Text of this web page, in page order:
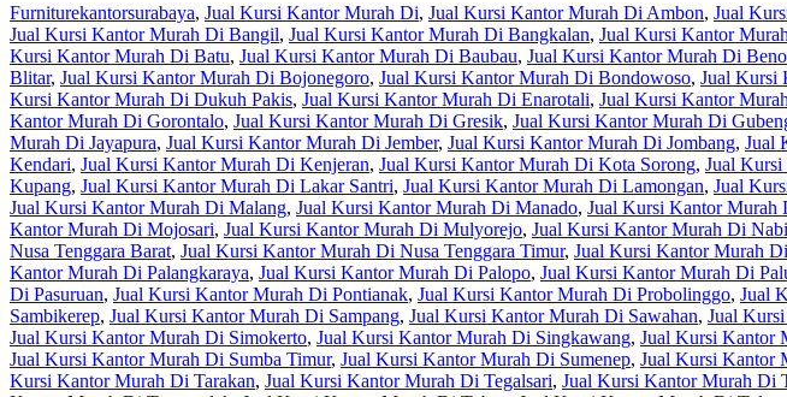
Furniturekantorsurabaya, Jual Kursi Kantor Murah Di, Jual Kursi Kantor Murah Di Ambon, Jual
Jual Kursi Kantor Murah Di Bangil, Jual Kursi Kantor Murah Di Bangkalan, Jual Kursi Kantor
Kursi Kantor Murah Di Batu, Jual Kursi Kantor Murah Di Baubau, Jual Kursi Kantor Murah Di
Blitar, Jual Kursi Kantor Murah Di Bojonegoro, Jual Kursi Kantor Murah Di Bondowoso, Jual Kursi
Kursi Kantor Murah Di Dukuh Pakis, Jual Kursi Kantor Murah Di Enarotali, Jual Kursi Kantor
Kantor Murah Di Gorontalo, Jual Kursi Kantor Murah Di Gresik, Jual Kursi Kantor Murah Di
Murah Di Jayapura, Jual Kursi Kantor Murah Di Jember, Jual Kursi Kantor Murah Di Jombang, Jual
Kendari, Jual Kursi Kantor Murah Di Kenjeran, Jual Kursi Kantor Murah Di Kota Sorong, Jual
Kupang, Jual Kursi Kantor Murah Di Lakar Santri, Jual Kursi Kantor Murah Di Lamongan, Jual
Jual Kursi Kantor Murah Di Malang, Jual Kursi Kantor Murah Di Manado, Jual Kursi Kantor Murah
Kantor Murah Di Mojosari, Jual Kursi Kantor Murah Di Mulyorejo, Jual Kursi Kantor Murah Di
Nusa Tenggara Barat, Jual Kursi Kantor Murah Di Nusa Tenggara Timur, Jual Kursi Kantor Murah
Kantor Murah Di Palangkaraya, Jual Kursi Kantor Murah Di Palopo, Jual Kursi Kantor Murah Di
Di Pasuruan, Jual Kursi Kantor Murah Di Pontianak, Jual Kursi Kantor Murah Di Probolinggo, Jual
Sambikerep, Jual Kursi Kantor Murah Di Sampang, Jual Kursi Kantor Murah Di Sawahan, Jual
Jual Kursi Kantor Murah Di Simokerto, Jual Kursi Kantor Murah Di Singkawang, Jual Kursi Kantor
Jual Kursi Kantor Murah Di Sumba Timur, Jual Kursi Kantor Murah Di Sumenep, Jual Kursi Kantor
Kursi Kantor Murah Di Tarakan, Jual Kursi Kantor Murah Di Tegalsari, Jual Kursi Kantor Murah Di